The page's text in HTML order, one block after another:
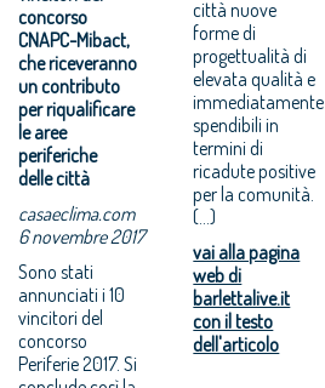
concorso
CNAPC-Mibact,
che riceveranno
un contributo
per riqualificare
le aree
periferiche
delle città
casaeclima.com
6 novembre 2017
Sono stati
annunciati i 10
vincitori del
concorso
Periferie 2017. Si
città nuove
forme di
progettualità di
elevata qualità e
immediatamente
spendibili in
termini di
ricadute positive
per la comunità.
(...)
vai alla pagina
web di
barlettalive.it
con il testo
dell'articolo